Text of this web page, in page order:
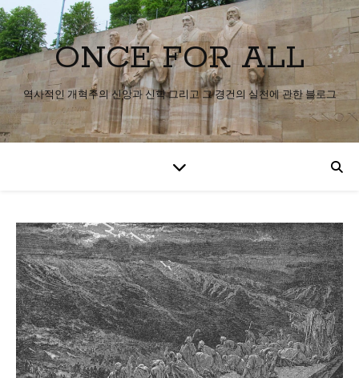
ONCE FOR ALL
역사적인 개혁주의 신앙과 신학 그리고 그 경건의 실천에 관한 블로그